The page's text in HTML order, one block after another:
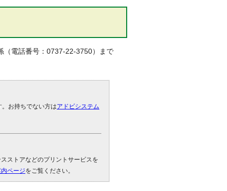
（電話番号：0737-22-3750）まで
お持ちでない方はアドビシステム
ストアなどのプリントサービスを
ページをご覧ください。